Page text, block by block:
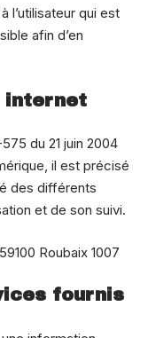
l’utilisateur qui est
afin d’en
internet
du 21 juin 2004
il est précisé
des différents
et de son suivi.
Roubaix 1007
fournis